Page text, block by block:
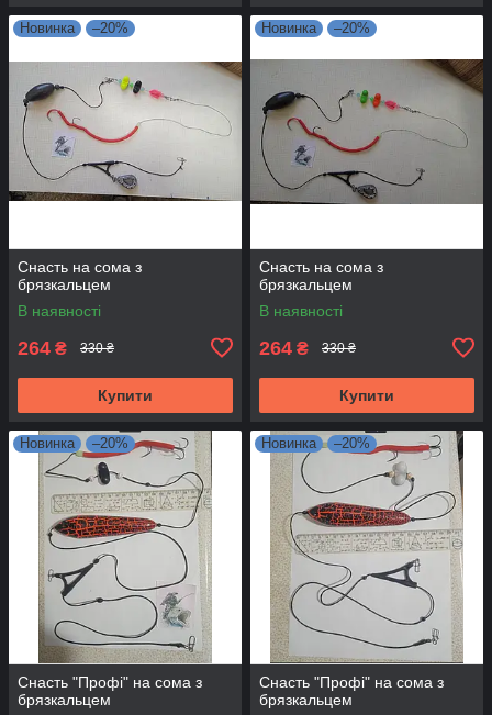
Новинка –20%
Снасть на сома з
брязкальцем
В наявності
264 ₴ 330 ₴
Купити
Новинка –20%
Снасть на сома з
брязкальцем
В наявності
264 ₴ 330 ₴
Купити
Новинка –20%
Снасть "Профі" на сома з
брязкальцем
Новинка –20%
Снасть "Профі" на сома з
брязкальцем